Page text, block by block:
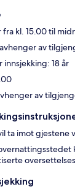
fra kl. 15.00 til
av
18 år
av
ta imot gjestene